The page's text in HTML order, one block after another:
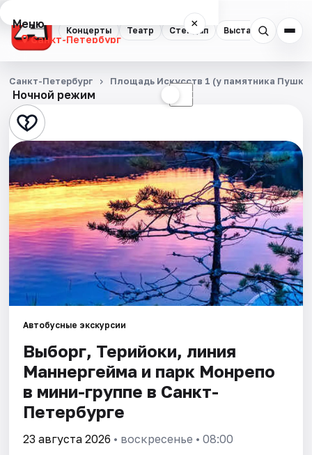
Концерты Театр Стендап Выставки
Меню ×
Санкт-Петербург
Концерты
Театр
Стендап
Выставки
Квесты
Экскурсии
Спорт
События
Города
Площадки
Артисты
Рейтинги
Ночной режим ☾
Санкт-Петербург Площадь Искусств 1 (у памятника
Автобусные экскурсии
Выборг, Терийоки, линия
Маннергейма и парк Монрепо
в мини-группе в Санкт-
Петербурге
23 августа 2026 • воскресенье • 08:00